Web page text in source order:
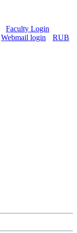
Faculty Login
Webmail login
RUB